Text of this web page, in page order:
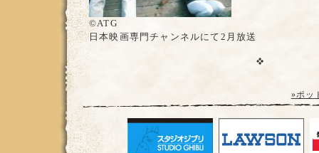
©ATG
日本映画専門チャンネルにて2月放送
»ポッ